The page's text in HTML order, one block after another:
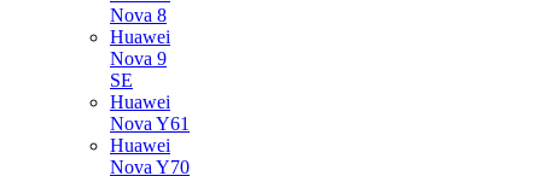
Nova 8
Huawei
Nova 9
SE
Huawei
Nova Y61
Huawei
Nova Y70